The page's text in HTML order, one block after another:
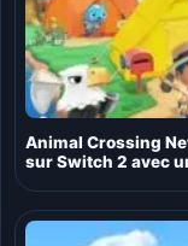
Animal Crossing
sur Switch 2 avec